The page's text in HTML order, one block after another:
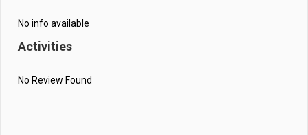
No info available
Activities
No Review Found